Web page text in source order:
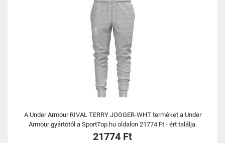
A Under Armour RIVAL TERRY JOGGER-WHT terméket a Under
Armour gyártótól a SportTop.hu oldalon 21774 Ft - ért találja.
21774 Ft